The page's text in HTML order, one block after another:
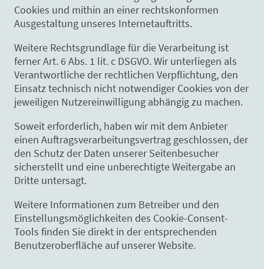
Cookies und mithin an einer rechtskonformen
Ausgestaltung unseres Internetauftritts.
Weitere Rechtsgrundlage für die Verarbeitung ist
ferner Art. 6 Abs. 1 lit. c DSGVO. Wir unterliegen als
Verantwortliche der rechtlichen Verpflichtung, den
Einsatz technisch nicht notwendiger Cookies von der
jeweiligen Nutzereinwilligung abhängig zu machen.
Soweit erforderlich, haben wir mit dem Anbieter
einen Auftragsverarbeitungsvertrag geschlossen, der
den Schutz der Daten unserer Seitenbesucher
sicherstellt und eine unberechtigte Weitergabe an
Dritte untersagt.
Weitere Informationen zum Betreiber und den
Einstellungsmöglichkeiten des Cookie-Consent-
Tools finden Sie direkt in der entsprechenden
Benutzeroberfläche auf unserer Website.